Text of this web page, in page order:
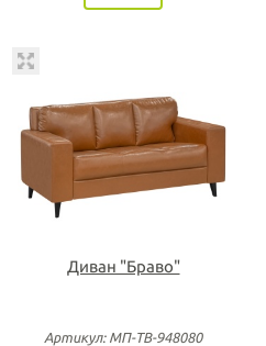
Диван "Браво"
Артикул: МП-ТВ-948080